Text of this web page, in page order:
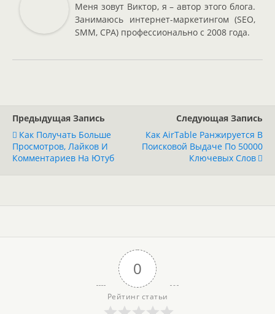
Меня зовут Виктор, я – автор этого блога.
Занимаюсь интернет-маркетингом (SEO,
SMM, CPA) профессионально с 2008 года.
Предыдущая Запись
Как Получать Больше
Просмотров, Лайков И
Комментариев На Ютуб
Следующая Запись
Как AirTable Ранжируется В
Поисковой Выдаче По 50000
Ключевых Слов
0
Рейтинг статьи